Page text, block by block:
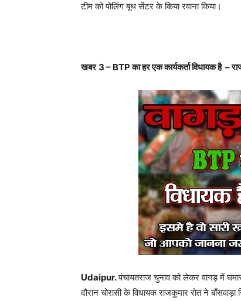
टीम को पोलिंग बूथ सेंटर के किया रवाना किया।
खबर 3 – BTP का हर एक कार्यकर्ता विधायक है –
Udaipur.पंचायतराज चुनाव को लेकर वागड़ में
दौरान चोरासी के विधायक राजकुमार रोत ने